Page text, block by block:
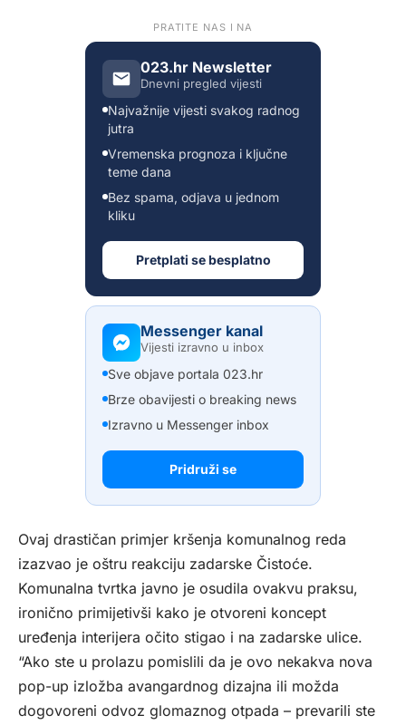
PRATITE NAS I NA
023.hr Newsletter
Dnevni pregled vijesti
Najvažnije vijesti svakog radnog
jutra
Vremenska prognoza i ključne
teme dana
Bez spama, odjava u jednom
kliku
Pretplati se besplatno
Messenger kanal
Vijesti izravno u inbox
Sve objave portala 023.hr
Brze obavijesti o breaking news
Izravno u Messenger inbox
Pridruži se
Ovaj drastičan primjer kršenja komunalnog reda
izazvao je oštru reakciju zadarske Čistoće.
Komunalna tvrtka javno je osudila ovakvu praksu,
ironično primijetivši kako je otvoreni koncept
uređenja interijera očito stigao i na zadarske ulice.
“Ako ste u prolazu pomislili da je ovo nekakva nova
pop-up izložba avangardnog dizajna ili možda
dogovoreni odvoz glomaznog otpada – prevarili ste